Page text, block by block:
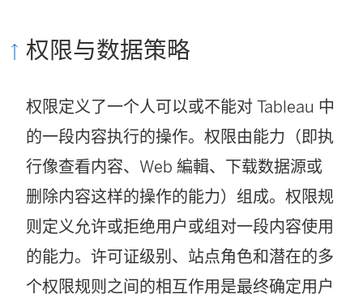
权限与数据策略
权限定义了一个人可以或不能对 Tableau 中
的一段内容执行的操作。权限由能力（即执
行像查看内容、Web 編輯、下载数据源或
删除内容这样的操作的能力）组成。权限规
则定义允许或拒绝用户或组对一段内容使用
的能力。许可证级别、站点角色和潜在的多
个权限规则之间的相互作用是最终确定用户